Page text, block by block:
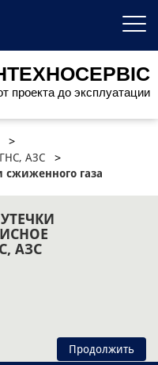
проекта до эксплуатации
АЗС
газа
АЗС
Продолжить